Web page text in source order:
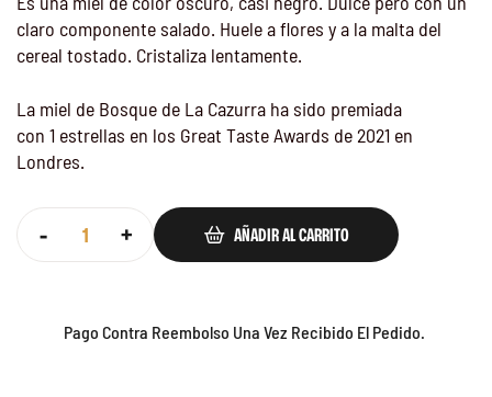
claro componente salado. Huele a flores y a la malta del
cereal tostado. Cristaliza lentamente.
La miel de Bosque de La Cazurra ha sido premiada
con 1 estrellas en los Great Taste Awards de 2021 en
Londres.
- + AÑADIR AL CARRITO
Pago Contra Reembolso Una Vez Recibido El Pedido.